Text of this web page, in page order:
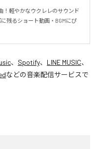
！軽やかなウクレレのサウンド
残るショート動画・BGMにぴ
、 Spotify、 LINE MUSIC、
などの音楽配信サービスで